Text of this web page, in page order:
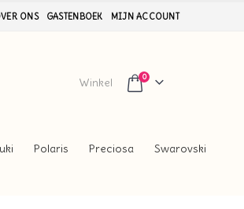
ONS GASTENBOEK MIJN ACCOUNT
Winkel 0
Polaris Preciosa Swarovski